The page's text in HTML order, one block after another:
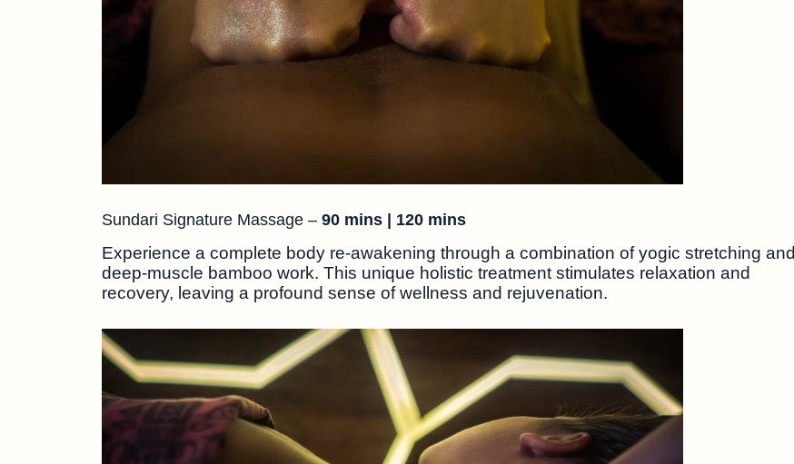
Sundari Signature Massage – 90 mins | 120 mins
Experience a complete body re-awakening through a combination of yogic stretching and
deep-muscle bamboo work. This unique holistic treatment stimulates relaxation and
recovery, leaving a profound sense of wellness and rejuvenation.